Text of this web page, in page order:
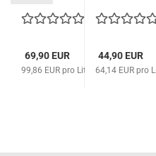
Matured...
69,90 EUR
99,86 EUR pro Liter
Jahre...
44,90 EUR
64,14 EUR pro